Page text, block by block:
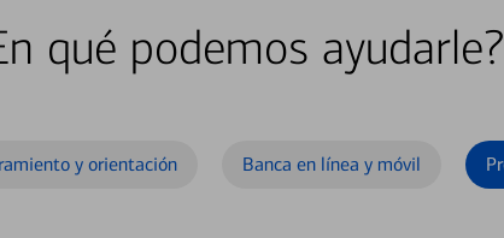
qué podemos ayudarle?
y orientación Banca en línea y móvil